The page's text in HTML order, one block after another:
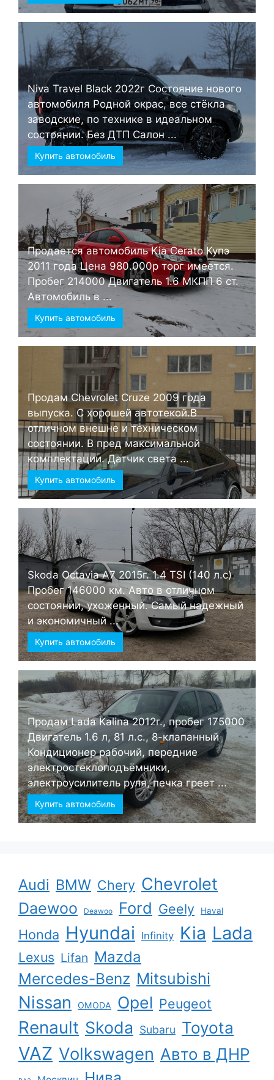
Niva Travel Black 2022г Состояние нового
автомобиля Родной окрас, все стёкла
заводские, по технике в идеальном
состоянии. Без ДТП Салон ...
Купить автомобиль
Продается автомобиль Kia Cerato Купэ
2011 года Цена 980.000р торг имеется.
Пробег 214000 Двигатель 1.6 МКПП 6 ст.
Автомобиль в ...
Купить автомобиль
Продам Chevrolet Cruze 2009 года
выпуска. С хорошей автотекой.В
отличном внешне и техническом
состоянии. В пред максимальной
комплектации. Датчик света ...
Купить автомобиль
Skoda Octavia А7 2015г. 1.4 TSI (140 л.с)
Пробег 146000 км. Авто в отличном
состоянии, ухоженный. Самый надежный
и экономичный ...
Купить автомобиль
Продам Lada Kalina 2012г., пробег 175000
Двигатель 1.6 л, 81 л.с., 8-клапанный
Кондиционер рабочий, передние
электростеклоподъёмники,
электроусилитель руля, печка греет ...
Купить автомобиль
Audi BMW Chery Chevrolet
Daewoo Deawoo Ford Geely Haval
Honda Hyundai Infinity Kia Lada
Lexus Lifan Mazda
Mercedes-Benz Mitsubishi
Nissan OMODA Opel Peugeot
Renault Skoda Subaru Toyota
VAZ Volkswagen Авто в ДНР